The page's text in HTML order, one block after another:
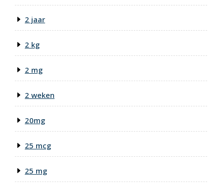
2 jaar
2 kg
2 mg
2 weken
20mg
25 mcg
25 mg